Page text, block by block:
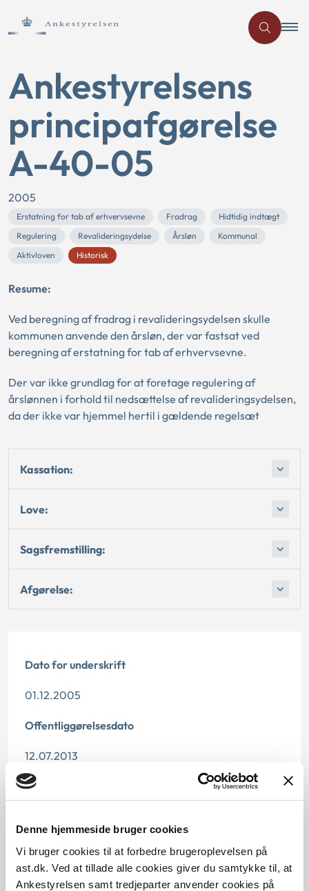
Denne hjemmeside bruger cookies
Vi bruger cookies til at forbedre brugeroplevelsen på
ast.dk. Ved at tillade alle cookies giver du samtykke til, at
Ankestyrelsen samt tredjeparter anvender cookies på
Ankestyrelsens
principafgørelse
A-40-05
2005
Erstatning for tab af erhvervsevne Fradrag
Hidtidig indtægt
Regulering
Revalideringsydelse Årsløn
Kommunal
Aktivloven
Historisk
Resume:
Ved beregning af fradrag i revalideringsydelsen skulle
kommunen anvende den årsløn, der var fastsat ved
beregning af erstatning for tab af erhvervsevne.
Der var ikke grundlag for at foretage regulering af
årslønnen i forhold til nedsættelse af revalideringsydelsen,
da der ikke var hjemmel hertil i gældende regelsæt
Kassation:
Love:
Sagsfremstilling:
Afgørelse:
Dato for underskrift
01.12.2005
Offentliggørelsesdato
12.07.2013
Paragraf
Journalnummer
2000211-05